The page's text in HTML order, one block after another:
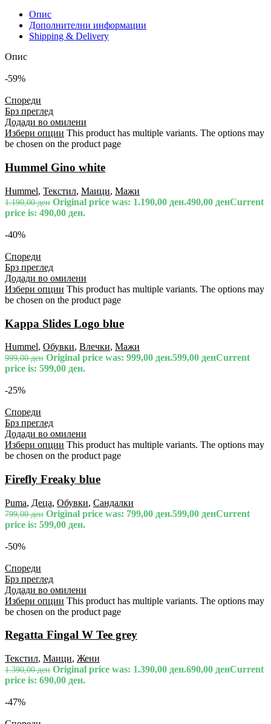
Опис
Дополнителни информации
Shipping & Delivery
Опис
-59%
Спореди
Брз преглед
Додади во омилени
Избери опции This product has multiple variants. The options may
be chosen on the product page
Hummel Gino white
Hummel, Текстил, Маици, Мажи
1.190,00ден Original price was: 1.190,00 ден.490,00 денCurrent
price is: 490,00 ден.
-40%
Спореди
Брз преглед
Додади во омилени
Избери опции This product has multiple variants. The options may
be chosen on the product page
Kappa Slides Logo blue
Hummel, Обувки, Влечки, Мажи
999,00ден Original price was: 999,00 ден.599,00 денCurrent
price is: 599,00 ден.
-25%
Спореди
Брз преглед
Додади во омилени
Избери опции This product has multiple variants. The options may
be chosen on the product page
Firefly Freaky blue
Puma, Деца, Обувки, Сандалки
799,00ден Original price was: 799,00 ден.599,00 денCurrent
price is: 599,00 ден.
-50%
Спореди
Брз преглед
Додади во омилени
Избери опции This product has multiple variants. The options may
be chosen on the product page
Regatta Fingal W Tee grey
Текстил, Маици, Жени
1.390,00ден Original price was: 1.390,00 ден.690,00 денCurrent
price is: 690,00 ден.
-47%